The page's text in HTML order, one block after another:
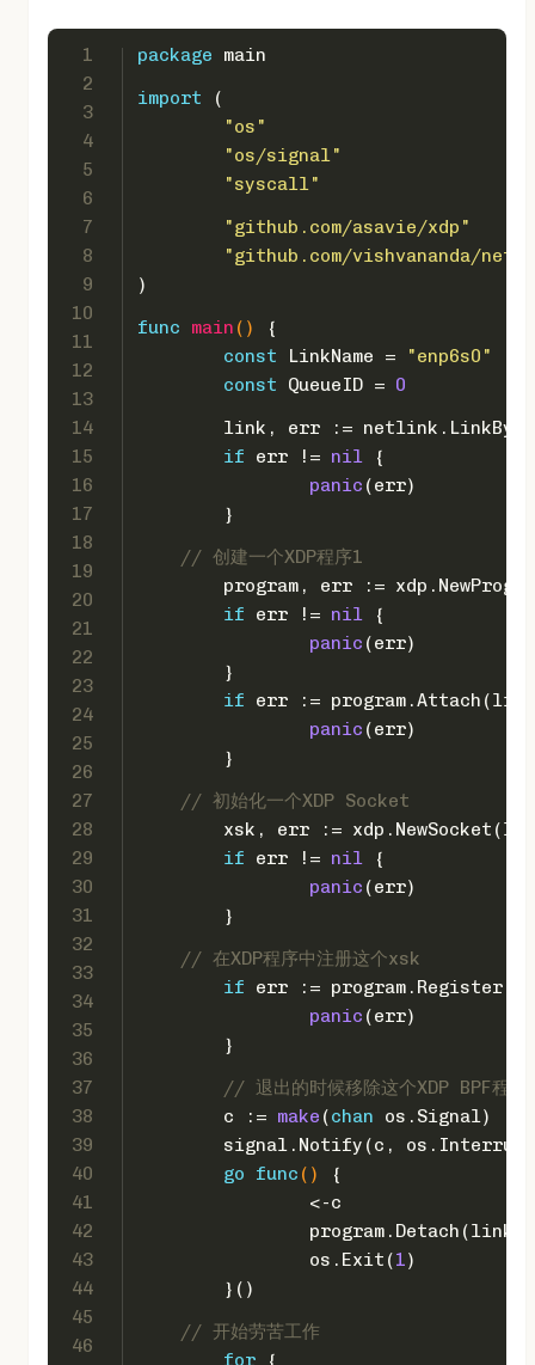
1
2
3
4
5
6
7
8
9
10
11
12
13
14
15
16
17
18
19
20
21
22
23
24
25
26
27
28
29
30
31
32
33
34
35
36
37
38
39
40
41
42
43
44
45
46
package main
import (
"os"
"os/signal"
"syscall"
"github.com/asavie/xdp"
"github.com/vishvananda/
)
func
main ()
{
const LinkName =
"enp6s0"
const QueueID = 0
link, err :=
if err != nil {
panic (err)
	}
// 创建一个XDP程序1
program, err :=
if err != nil {
panic (err)
	}
if err :=
panic (err)
	}
// 初始化一个XDP Socket
xsk, err :=
if err != nil {
panic (err)
	}
// 在XDP程序中注册这个xsk
if err :=
panic (err)
	}
// 退出的时候移除这个XDP BPF程序
	c :=
make (chan os.Signal)
signal.Notify(c,
go
func ()
{
		<-c
		os.Exit(
1)
	}()
// 开始劳苦工作
for {